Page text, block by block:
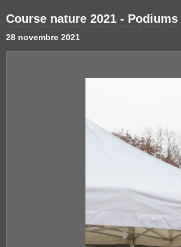
Course nature 2021 - Podiums
28 novembre 2021